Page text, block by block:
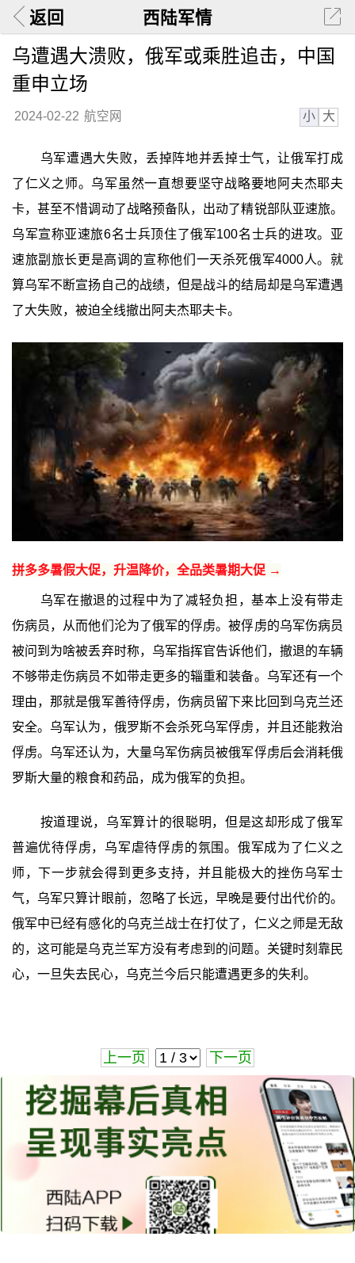
返回 西陆军情
乌遭遇大溃败，俄军或乘胜追击，中国
重申立场
2024-02-22 航空网 小 大
乌军遭遇大失败，丢掉阵地并丢掉士气，让俄军打成
了仁义之师。乌军虽然一直想要坚守战略要地阿夫杰耶夫
卡，甚至不惜调动了战略预备队，出动了精锐部队亚速旅。
乌军宣称亚速旅6名士兵顶住了俄军100名士兵的进攻。亚
速旅副旅长更是高调的宣称他们一天杀死俄军4000人。就
算乌军不断宣扬自己的战绩，但是战斗的结局却是乌军遭遇
了大失败，被迫全线撤出阿夫杰耶夫卡。
拼多多暑假大促，升温降价，全品类暑期大促 →
乌军在撤退的过程中为了减轻负担，基本上没有带走
伤病员，从而他们沦为了俄军的俘虏。被俘虏的乌军伤病员
被问到为啥被丢弃时称，乌军指挥官告诉他们，撤退的车辆
不够带走伤病员不如带走更多的辎重和装备。乌军还有一个
理由，那就是俄军善待俘虏，伤病员留下来比回到乌克兰还
安全。乌军认为，俄罗斯不会杀死乌军俘虏，并且还能救治
俘虏。乌军还认为，大量乌军伤病员被俄军俘虏后会消耗俄
罗斯大量的粮食和药品，成为俄军的负担。
按道理说，乌军算计的很聪明，但是这却形成了俄军
普遍优待俘虏，乌军虐待俘虏的氛围。俄军成为了仁义之
师，下一步就会得到更多支持，并且能极大的挫伤乌军士
气，乌军只算计眼前，忽略了长远，早晚是要付出代价的。
俄军中已经有感化的乌克兰战士在打仗了，仁义之师是无敌
的，这可能是乌克兰军方没有考虑到的问题。关键时刻靠民
心，一旦失去民心，乌克兰今后只能遭遇更多的失利。
上一页 下一页